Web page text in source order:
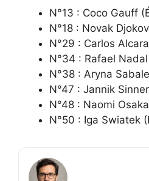
N°13 : Coco Gauff
N°18 : Novak
N°29 : Carlos
N°34 : Rafael Nadal
N°38 : Aryna
N°47 : Jannik
N°48 : Naomi
N°50 : Iga Swiatek